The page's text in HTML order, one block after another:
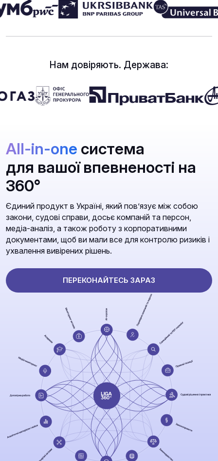
Нам довіряють. Держава:
All-in-one система
для вашої впевненості на
360°
Єдиний продукт в Україні, який повʼязує між собою
закони, судові справи, досьє компаній та персон,
медіа-аналіз, а також роботу з корпоративними
документами, щоб ви мали все для контролю ризиків і
ухвалення вивірених рішень.
ПЕРЕКОНАЙТЕСЬ ЗАРАЗ